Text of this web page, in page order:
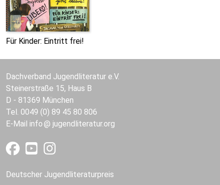
Für Kinder: Eintritt frei!
Dachverband Jugendliteratur e.V.
Steinerstraße 15, Haus B
D - 81369 München
Tel. 0049 (0) 89 45 80 806
E-Mail info jugendliteratur.org
Deutscher Jugendliteraturpreis